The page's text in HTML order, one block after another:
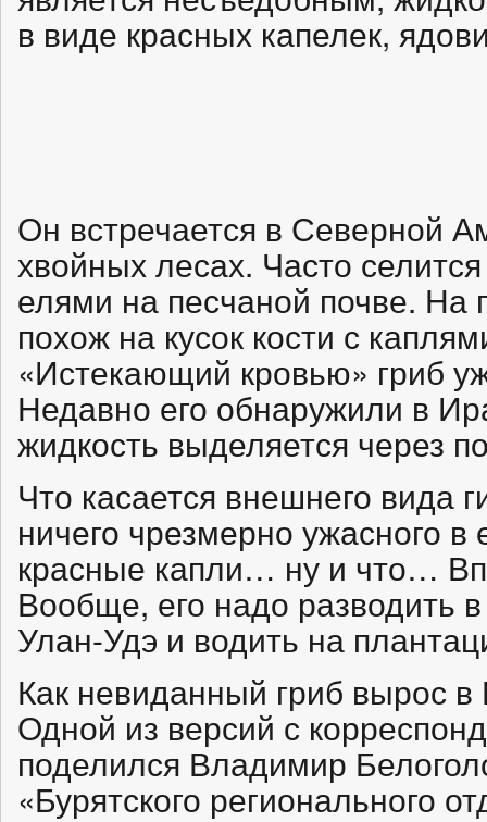
в виде красных капелек,
Он встречается в Северной
хвойных лесах. Часто
елями на песчаной почве. На
похож на кусок кости с
«Истекающий кровью» гриб
Недавно его обнаружили в
жидкость выделяется через
Что касается внешнего вида
ничего чрезмерно ужасного в
красные капли… ну и что…
Вообще, его надо разводить
Улан-Удэ и водить на
Как невиданный гриб вырос в
Одной из версий с
поделился Владимир
«Бурятского регионального